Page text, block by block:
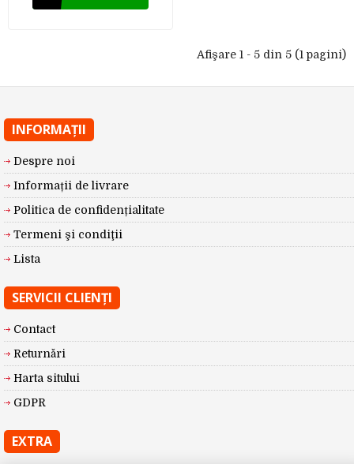
Afişare 1 - 5 din 5 (1 pagini)
INFORMAŢII
Despre noi
Informații de livrare
Politica de confidențialitate
Termeni şi condiţii
Lista
SERVICII CLIENŢI
Contact
Returnări
Harta sitului
GDPR
EXTRA